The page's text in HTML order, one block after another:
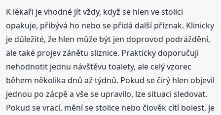
K lékaři je vhodné jít vždy, když se hlen ve stolici
opakuje, přibývá ho nebo se přidá další příznak. Klinicky
je důležité, že hlen může být jen doprovod podráždění,
ale také projev zánětu sliznice. Prakticky doporučuji
nehodnotit jednu návštěvu toalety, ale celý vzorec
během několika dnů až týdnů. Pokud se čirý hlen objevil
jednou po zácpě a vše se upravilo, lze situaci sledovat.
Pokud se vrací, mění se stolice nebo člověk cítí bolest, je